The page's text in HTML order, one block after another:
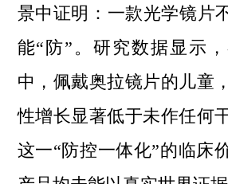
景中证明：一款光学镜片
能“防”。研究数据显示
中，佩戴奥拉镜片的儿童
性增长显著低于未作任何
这一“防控一体化”的临床